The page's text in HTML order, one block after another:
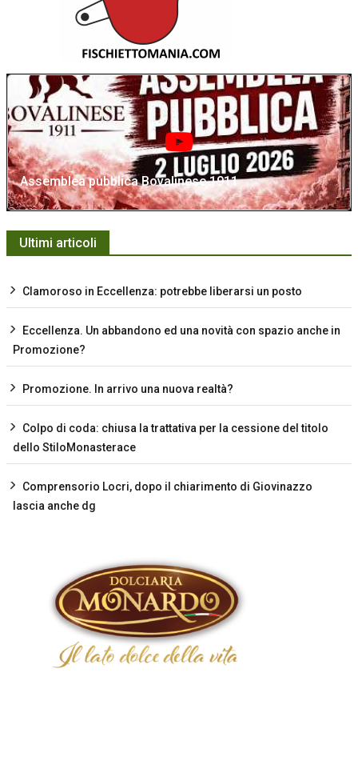
Assemblea pubblica Bovalinese 1911
Ultimi articoli
Clamoroso in Eccellenza: potrebbe liberarsi un posto
Eccellenza. Un abbandono ed una novità con spazio anche in
Promozione?
Promozione. In arrivo una nuova realtà?
Colpo di coda: chiusa la trattativa per la cessione del titolo
dello StiloMonasterace
Comprensorio Locri, dopo il chiarimento di Giovinazzo
lascia anche dg